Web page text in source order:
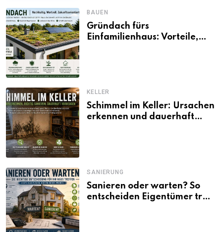
BAUEN
Gründach fürs
Einfamilienhaus: Vorteile,
KELLER
Schimmel im Keller: Ursachen
erkennen und dauerhaft
SANIERUNG
Sanieren oder warten? So
entscheiden Eigentümer trotz